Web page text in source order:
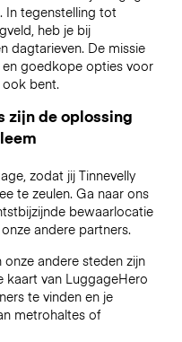
In tegenstelling tot
heb je bij
dagtarieven. De missie
goedkope opties voor
bent.
zijn de oplossing
zodat jij Tinnevelly
te zeulen. Ga naar ons
bewaarlocatie
andere partners.
onze andere steden zijn
kaart van LuggageHero
te vinden en je
metrohaltes of